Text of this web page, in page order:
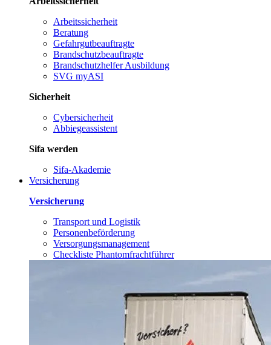
Arbeitssicherheit
Beratung
Gefahrgutbeauftragte
Brandschutzbeauftragte
Brandschutzhelfer Ausbildung
SVG myASI
Sicherheit
Cybersicherheit
Abbiegeassistent
Sifa werden
Sifa-Akademie
Versicherung
Versicherung
Transport und Logistik
Personenbeförderung
Versorgungsmanagement
Checkliste Phantomfrachtführer